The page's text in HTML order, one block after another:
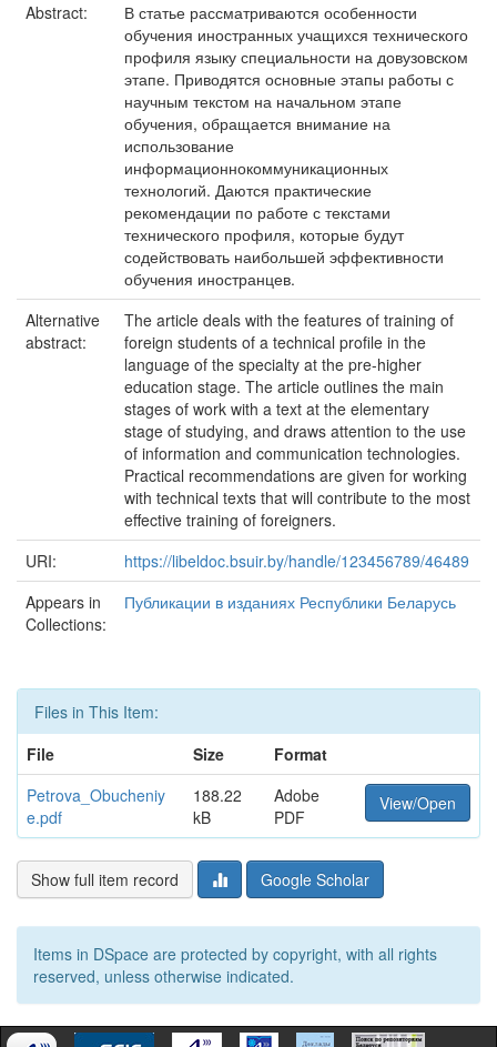
Abstract:
В статье рассматриваются особенности
обучения иностранных учащихся технического
профиля языку специальности на довузовском
этапе. Приводятся основные этапы работы с
научным текстом на начальном этапе
обучения, обращается внимание на
использование
информационнокоммуникационных
технологий. Даются практические
рекомендации по работе с текстами
технического профиля, которые будут
содействовать наибольшей эффективности
обучения иностранцев.
Alternative
abstract:
The article deals with the features of training of
foreign students of a technical profile in the
language of the specialty at the pre-higher
education stage. The article outlines the main
stages of work with a text at the elementary
stage of studying, and draws attention to the use
of information and communication technologies.
Practical recommendations are given for working
with technical texts that will contribute to the most
effective training of foreigners.
URI:
https://libeldoc.bsuir.by/handle/123456789/46489
Appears in
Collections:
Публикации в изданиях Республики Беларусь
Files in This Item:
File
Size
Format
Petrova_Obucheniy
e.pdf
188.22
kB
Adobe
PDF
View/Open
Show full item record Google Scholar
Items in DSpace are protected by copyright, with all rights
reserved, unless otherwise indicated.